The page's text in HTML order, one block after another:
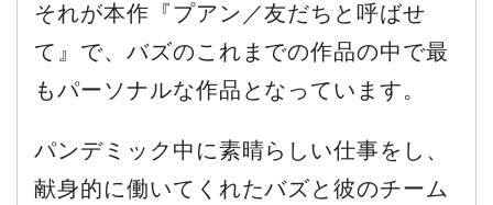
それが本作『プアン／友だちと呼ばせ
て』で、バズのこれまでの作品の中で最
もパーソナルな作品となっています。
パンデミック中に素晴らしい仕事をし、
献身的に働いてくれたバズと彼のチーム